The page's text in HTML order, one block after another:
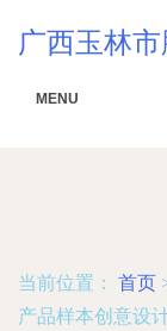
广西玉林
MENU
当前位置： 首页
产品样本创意设